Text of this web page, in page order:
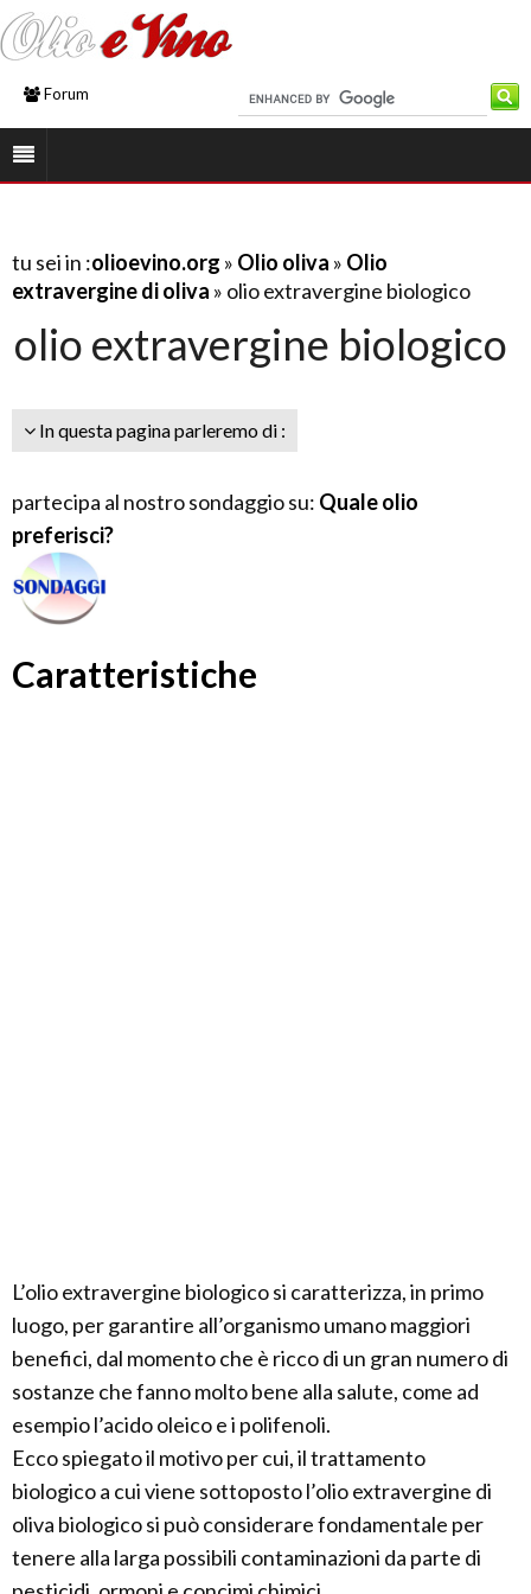
Forum
tu sei in :olioevino.org » Olio oliva » Olio
extravergine di oliva » olio extravergine biologico
olio extravergine biologico
In questa pagina parleremo di :
partecipa al nostro sondaggio su: Quale olio
preferisci?
Caratteristiche
L’olio extravergine biologico si caratterizza, in primo
luogo, per garantire all’organismo umano maggiori
benefici, dal momento che è ricco di un gran numero di
sostanze che fanno molto bene alla salute, come ad
esempio l’acido oleico e i polifenoli.
Ecco spiegato il motivo per cui, il trattamento
biologico a cui viene sottoposto l’olio extravergine di
oliva biologico si può considerare fondamentale per
tenere alla larga possibili contaminazioni da parte di